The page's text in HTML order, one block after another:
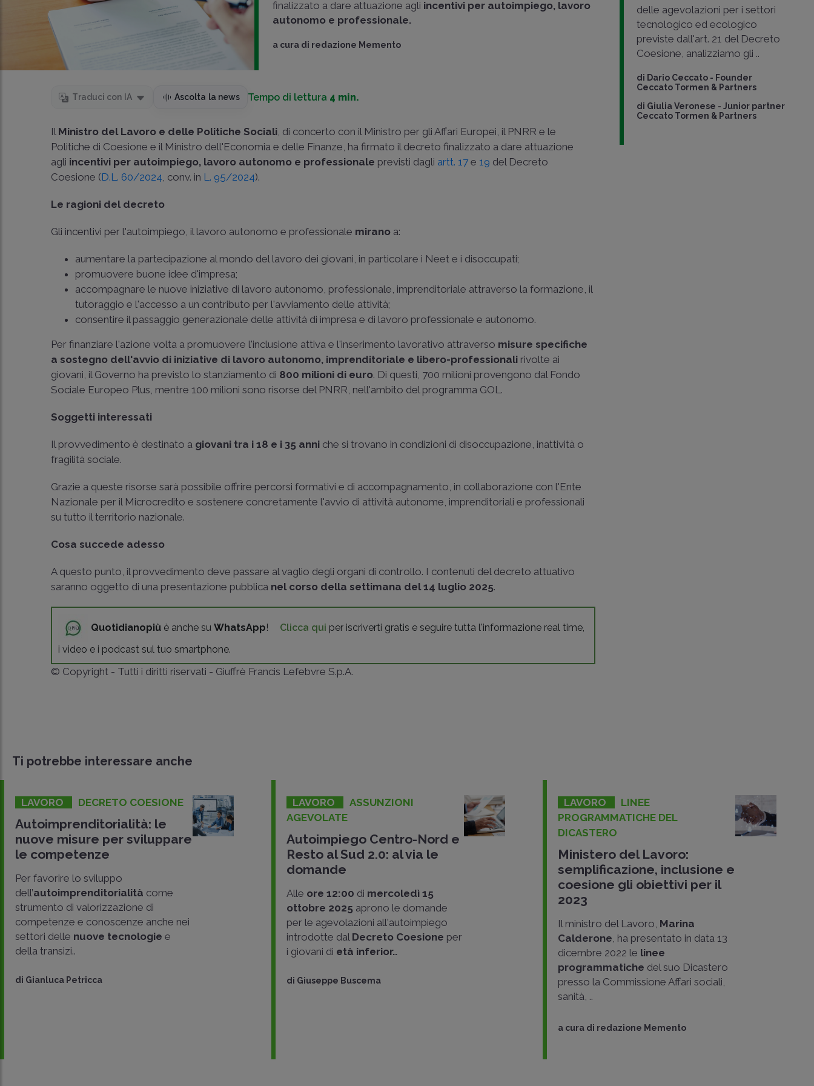
finalizzato a dare attuazione agli incentivi per autoimpiego, lavoro
autonomo e professionale.
a cura di redazione Memento
CONDIVIDI
Traduci con IA Ascolta la news Tempo di lettura 4 min.
Il Ministro del Lavoro e delle Politiche Sociali, di concerto con il Ministro per gli Affari Europei, il PNRR e le
Politiche di Coesione e il Ministro dell'Economia e delle Finanze, ha firmato il decreto finalizzato a dare attuazione
agli incentivi per autoimpiego, lavoro autonomo e professionale previsti dagli artt. 17 e19 del Decreto
Coesione (D.L. 60/2024, conv. in L. 95/2024).
Le ragioni del decreto
Gli incentivi per l'autoimpiego, il lavoro autonomo e professionale mirano a:
aumentare la partecipazione al mondo del lavoro dei giovani, in particolare i Neet e i disoccupati;
promuovere buone idee d'impresa;
accompagnare le nuove iniziative di lavoro autonomo, professionale, imprenditoriale attraverso la formazione, il
tutoraggio e l'accesso a un contributo per l'avviamento delle attività;
consentire il passaggio generazionale delle attività di impresa e di lavoro professionale e autonomo.
Per finanziare l'azione volta a promuovere l'inclusione attiva e l'inserimento lavorativo attraverso misure specifiche
a sostegno dell'avvio di iniziative di lavoro autonomo, imprenditoriale e libero-professionali rivolte ai
giovani, il Governo ha previsto lo stanziamento di 800 milioni di euro. Di questi, 700 milioni provengono dal Fondo
Sociale Europeo Plus, mentre 100 milioni sono risorse del PNRR, nell'ambito del programma GOL.
Soggetti interessati
Il provvedimento è destinato a giovani tra i 18 e i 35 anni che si trovano in condizioni di disoccupazione, inattività o
fragilità sociale.
Grazie a queste risorse sarà possibile offrire percorsi formativi e di accompagnamento, in collaborazione con l'Ente
Nazionale per il Microcredito e sostenere concretamente l'avvio di attività autonome, imprenditoriali e professionali
su tutto il territorio nazionale.
Cosa succede adesso
A questo punto, il provvedimento deve passare al vaglio degli organi di controllo. I contenuti del decreto attuativo
saranno oggetto di una presentazione pubblica nel corso della settimana del 14 luglio 2025.
Quotidianopiù è anche suWhatsApp! Clicca qui per iscriverti gratis e seguire tutta l'informazione real time,
i video e i podcast sul tuo smartphone.
© Copyright - Tutti i diritti riservati - Giuffrè Francis Lefebvre S.p.A.
delle agevolazioni per i settori
tecnologico ed ecologico
previste dall'art. 21 del Decreto
Coesione, analizziamo gli ..
di Dario Ceccato - Founder
Ceccato Tormen & Partners
di Giulia Veronese - Junior partner
Ceccato Tormen & Partners
Ti potrebbe interessare anche
LAVORO DECRETO COESIONE
Autoimprenditorialità: le
nuove misure per sviluppare
le competenze
Per favorire lo sviluppo
dell’autoimprenditorialità come
strumento di valorizzazione di
competenze e conoscenze anche nei
settori delle nuove tecnologie e
della transizi..
di Gianluca Petricca
LAVORO
ASSUNZIONI
AGEVOLATE
Autoimpiego Centro-Nord e
Resto al Sud 2.0: al via le
domande
Alle ore 12:00 di mercoledì 15
ottobre 2025 aprono le domande
per le agevolazioni all'autoimpiego
introdotte dal Decreto Coesione per
i giovani di età inferior..
di Giuseppe Buscema
LAVORO
LINEE
PROGRAMMATICHE DEL
DICASTERO
Ministero del Lavoro:
semplificazione, inclusione e
coesione gli obiettivi per il
2023
Il ministro del Lavoro, Marina
Calderone, ha presentato in data 13
dicembre 2022 le linee
programmatiche del suo Dicastero
presso la Commissione Affari sociali,
sanità, ..
a cura di redazione Memento